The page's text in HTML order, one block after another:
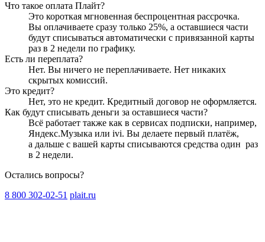
Что такое оплата Плайт?
Это короткая мгновенная беспроцентная рассрочка.
Вы оплачиваете сразу только 25%, а оставшиеся части
будут списываться автоматически с привязанной карты
раз в 2 недели по графику.
Есть ли переплата?
Нет. Вы ничего не переплачиваете. Нет никаких
скрытых комиссий.
Это кредит?
Нет, это не кредит. Кредитный договор не оформляется.
Как будут списывать деньги за оставшиеся части?
Всё работает также как в сервисах подписки, например,
Яндекс.Музыка или ivi. Вы делаете первый платёж,
а дальше с вашей карты списываются средства один раз
в 2 недели.
Остались вопросы?
8 800 302-02-51 plait.ru